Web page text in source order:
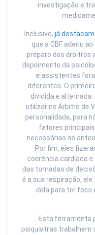
investigação e
Inclusive, já
que a CBF aderiu
preparo dos árbitros
depoimento da
e assistentes
diferentes. O
dividida e
utilizar no Árbitro de
personalidade, para
fatores
necessárias no
Por fim, eles
coerência cardíaca
das tomadas de
é a sua respiração,
dela para ter foco
Esta ferramenta
psiquiatras trabalhem